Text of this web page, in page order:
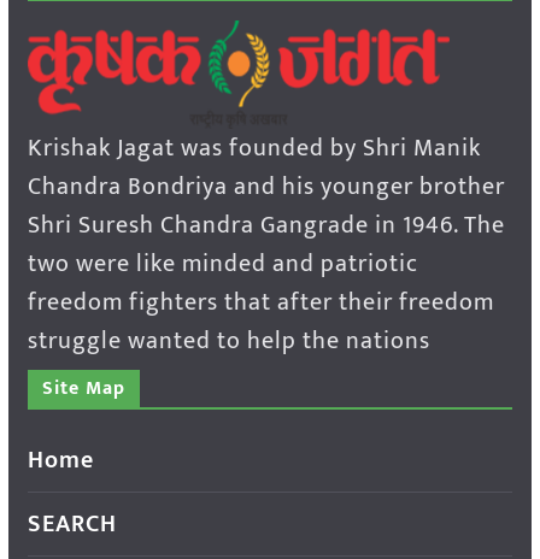
Krishak Jagat was founded by Shri Manik
Chandra Bondriya and his younger brother
Shri Suresh Chandra Gangrade in 1946. The
two were like minded and patriotic
freedom fighters that after their freedom
struggle wanted to help the nations
Site Map
Home
SEARCH